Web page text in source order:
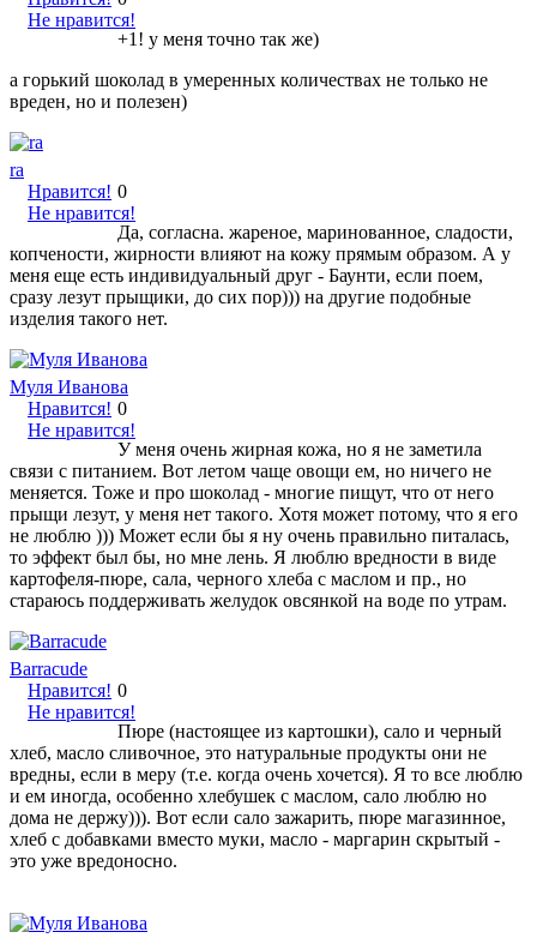
Не нравится!
+1! у меня точно так же)
а горький шоколад в умеренных количествах не только не
вреден, но и полезен)
ra
Нравится!
Не нравится!
0
Да, согласна. жареное, маринованное, сладости,
копчености, жирности влияют на кожу прямым образом. А у
меня еще есть индивидуальный друг - Баунти, если поем,
сразу лезут прыщики, до сих пор))) на другие подобные
изделия такого нет.
Муля Иванова
Нравится!
Не нравится!
0
У меня очень жирная кожа, но я не заметила
связи с питанием. Вот летом чаще овощи ем, но ничего не
меняется. Тоже и про шоколад - многие пищут, что от него
прыщи лезут, у меня нет такого. Хотя может потому, что я его
не люблю ))) Может если бы я ну очень правильно питалась,
то эффект был бы, но мне лень. Я люблю вредности в виде
картофеля-пюре, сала, черного хлеба с маслом и пр., но
стараюсь поддерживать желудок овсянкой на воде по утрам.
Barracude
Нравится!
Не нравится!
0
Пюре (настоящее из картошки), сало и черный
хлеб, масло сливочное, это натуральные продукты они не
вредны, если в меру (т.е. когда очень хочется). Я то все люблю
и ем иногда, особенно хлебушек с маслом, сало люблю но
дома не держу))). Вот если сало зажарить, пюре магазинное,
хлеб с добавками вместо муки, масло - маргарин скрытый -
это уже вредоносно.